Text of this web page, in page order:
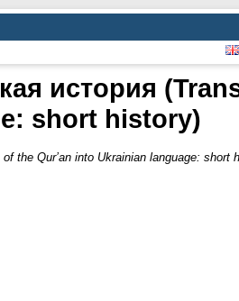
история
short history)
the Qur’an into Ukrainian language: short